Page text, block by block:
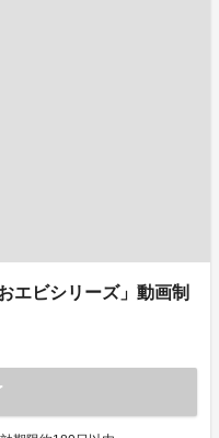
エビシリーズ」動画制